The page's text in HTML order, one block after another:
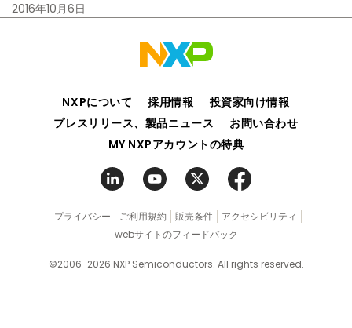
2016年10月6日
NXPについて 採用情報
投資家向け情報
プレスリリース、製品ニュース
お問い合わせ
MY NXPアカウントの特典
プライバシー ご利用規約 販売条件
アクセシビリティ
webサイトのフィードバック
©2006-2026 NXP Semiconductors. All rights reserved.